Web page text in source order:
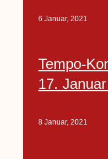
6 Januar, 2021
Tempo-
17.
8 Januar, 2021